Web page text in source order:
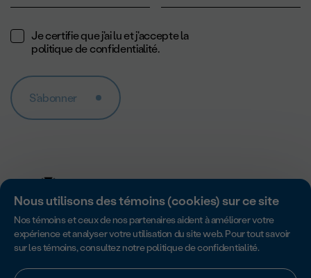
Nous utilisons des témoins (cookies) sur ce site
Nos témoins et ceux de nos partenaires aident à améliorer votre
expérience et analyser votre utilisation du site web. Pour tout savoir
sur les témoins, consultez notrepolitique de confidentialité.
Je certifie que j'ai lu et j'accepte la
politique de confidentialité.
S'abonner
Accredité par Imagine Canada pour son excellence en matière de
sans but lucratif.